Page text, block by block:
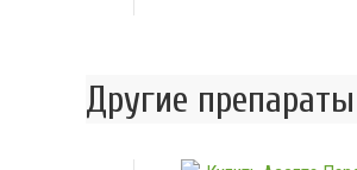
Другие